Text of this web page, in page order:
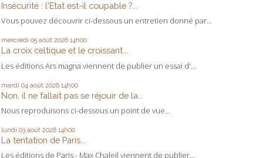
Insécurité : l'Etat est-il coupable ?...
Vous pouvez découvrir ci-dessous un entretien donné par...
mercredi 05 août 2026 14h00
La croix celtique et le croissant...
Les éditions Ars magna viennent de publier un essai d'...
mardi 04 août 2026 14h00
Non, il ne fallait pas se réjouir de la...
Nous reproduisons ci-dessous un point de vue...
lundi 03 août 2026 14h00
La tentation de Paris...
Les éditions de Paris - Max Chaleil viennent de publier...